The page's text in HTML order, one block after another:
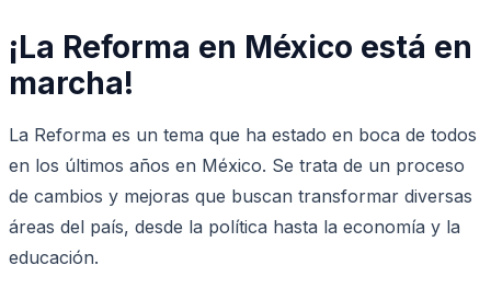
¡La Reforma en México está en
marcha!
La Reforma es un tema que ha estado en boca de todos
en los últimos años en México. Se trata de un proceso
de cambios y mejoras que buscan transformar diversas
áreas del país, desde la política hasta la economía y la
educación.